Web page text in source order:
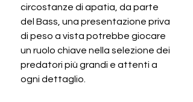
circostanze di apatia, da parte
del Bass, una presentazione priva
di peso a vista potrebbe giocare
un ruolo chiave nella selezione dei
predatori più grandi e attenti a
ogni dettaglio.